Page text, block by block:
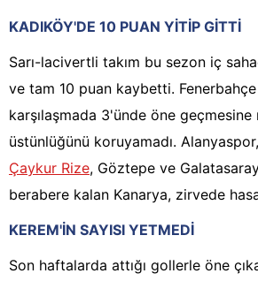
KADIKÖY'DE 10 PUAN YİTİP GİTTİ
Sarı-lacivertli takım bu sezon iç
ve tam 10 puan kaybetti.
karşılaşmada 3'ünde öne geçmesine
üstünlüğünü koruyamadı. Alanyaspor,
Çaykur Rize, Göztepe ve
berabere kalan Kanarya, zirvede
KEREM'İN SAYISI YETMEDİ
Son haftalarda attığı gollerle öne